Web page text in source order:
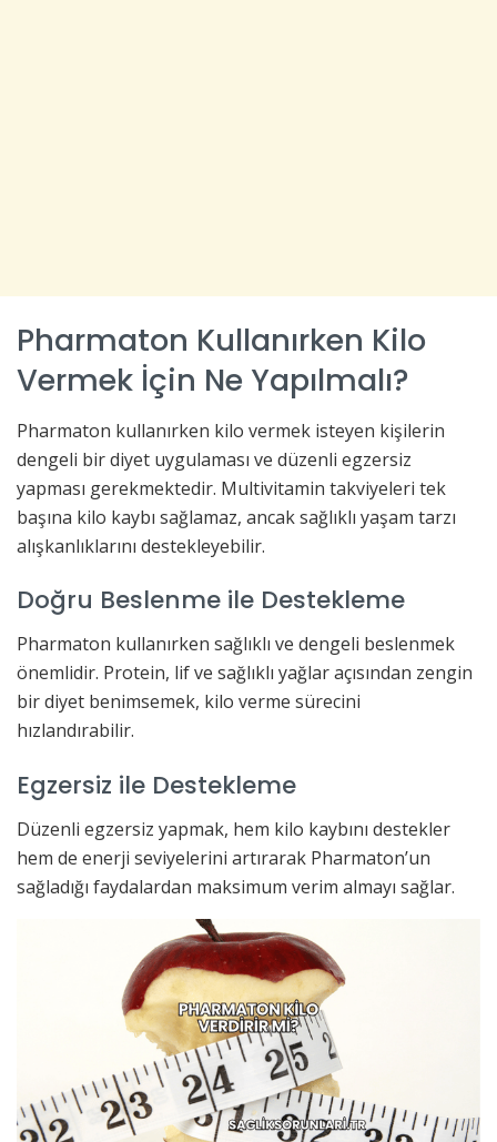
Pharmaton Kullanırken Kilo
Vermek İçin Ne Yapılmalı?
Pharmaton kullanırken kilo vermek isteyen kişilerin
dengeli bir diyet uygulaması ve düzenli egzersiz
yapması gerekmektedir. Multivitamin takviyeleri tek
başına kilo kaybı sağlamaz, ancak sağlıklı yaşam tarzı
alışkanlıklarını destekleyebilir.
Doğru Beslenme ile Destekleme
Pharmaton kullanırken sağlıklı ve dengeli beslenmek
önemlidir. Protein, lif ve sağlıklı yağlar açısından zengin
bir diyet benimsemek, kilo verme sürecini
hızlandırabilir.
Egzersiz ile Destekleme
Düzenli egzersiz yapmak, hem kilo kaybını destekler
hem de enerji seviyelerini artırarak Pharmaton’un
sağladığı faydalardan maksimum verim almayı sağlar.